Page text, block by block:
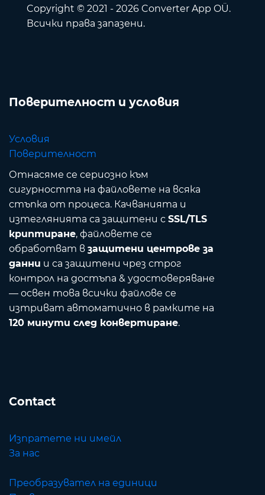
Copyright © 2021 - 2026 Converter App OÜ.
Всички права запазени.
Поверителност и условия
Условия
Поверителност
Отнасяме се сериозно към
сигурността на файловете на всяка
стъпка от процеса. Качванията и
изтеглянията са защитени с SSL/TLS
криптиране, файловете се
обработват в защитени центрове за
данни и са защитени чрез строг
контрол на достъпа & удостоверяване
— освен това всички файлове се
изтриват автоматично в рамките на
120 минути след конвертиране.
Contact
Изпратете ни имейл
За нас
Преобразувател на единици